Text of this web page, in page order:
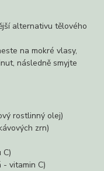
alternativu tělového
na mokré vlasy,
následně smyjte
rostlinný olej)
zrn)
vitamin C)